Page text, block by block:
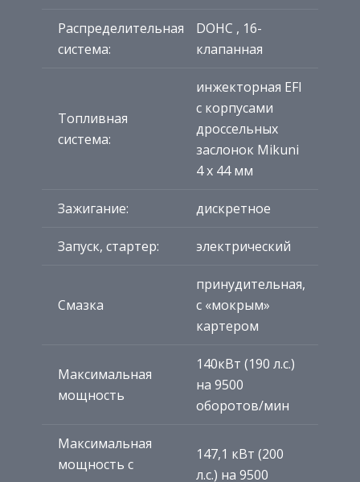
Распределительная
система:
DOHC , 16-
клапанная
Топливная
система:
инжекторная EFI
с корпусами
дроссельных
заслонок Mikuni
4 х 44 мм
Зажигание: дискретное
Запуск, стартер: электрический
Смазка
принудительная,
с «мокрым»
картером
Максимальная
мощность
140кВт (190 л.с.)
на 9500
оборотов/мин
Максимальная
мощность с
147,1 кВт (200
л.с.) на 9500